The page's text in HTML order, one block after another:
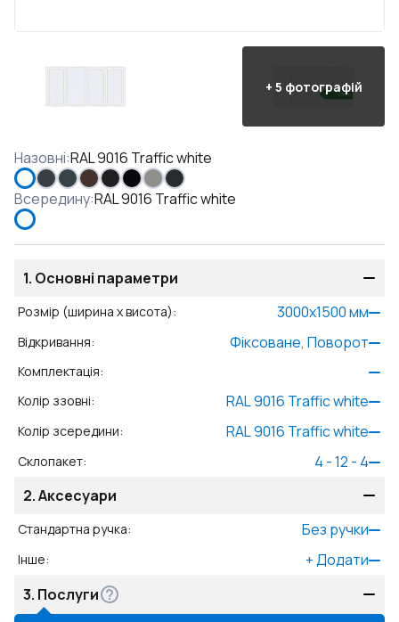
+ 5 фотографій
Назовні:RAL 9016 Traffic white
Всередину:RAL 9016 Traffic white
1. Основні параметри
Розмір (ширина x висота): 3000x1500мм
Відкривання: Фіксоване, Поворот
Комплектація:
Колір ззовні: RAL 9016 Traffic white
Колір зсередини: RAL 9016 Traffic white
Склопакет:
4 - 12 - 4
2.Аксесуари
Стандартна ручка: Без ручки
Інше: +Додати
3. Послуги